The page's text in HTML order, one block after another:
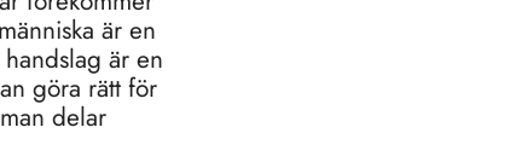
är en
är en
göra rätt för
delar